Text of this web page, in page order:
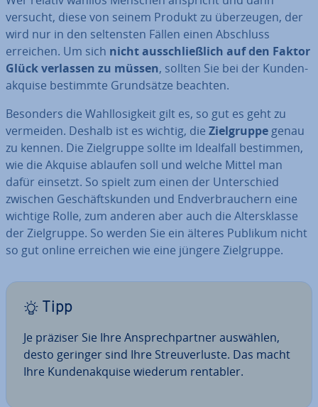
versucht, diese von seinem Produkt zu über­zeu­gen, der
wird nur in den sel­tens­ten Fällen einen Abschluss
erreichen. Um sich nicht aus­schließ­lich auf den Faktor
Glück verlassen zu müssen, sollten Sie bei der Kun­den­
ak­qui­se bestimmte Grund­sät­ze beachten.
Besonders die Wahl­lo­sig­keit gilt es, so gut es geht zu
vermeiden. Deshalb ist es wichtig, die Ziel­grup­pe genau
zu kennen. Die Ziel­grup­pe sollte im Idealfall bestimmen,
wie die Akquise ablaufen soll und welche Mittel man
dafür einsetzt. So spielt zum einen der Un­ter­schied
zwischen Ge­schäfts­kun­den und End­ver­brau­chern eine
wichtige Rolle, zum anderen aber auch die Al­ters­klas­se
der Ziel­grup­pe. So werden Sie ein älteres Publikum nicht
so gut online erreichen wie eine jüngere Ziel­grup­pe.
Tipp
Je präziser Sie Ihre An­sprech­part­ner auswählen,
desto geringer sind Ihre Streu­ver­lus­te. Das macht
Ihre Kun­den­ak­qui­se wiederum rentabler.